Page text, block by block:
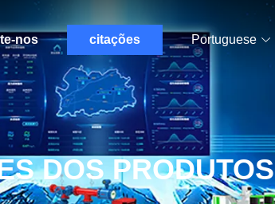
nos citações Portuguese
DOS PRODUTOS